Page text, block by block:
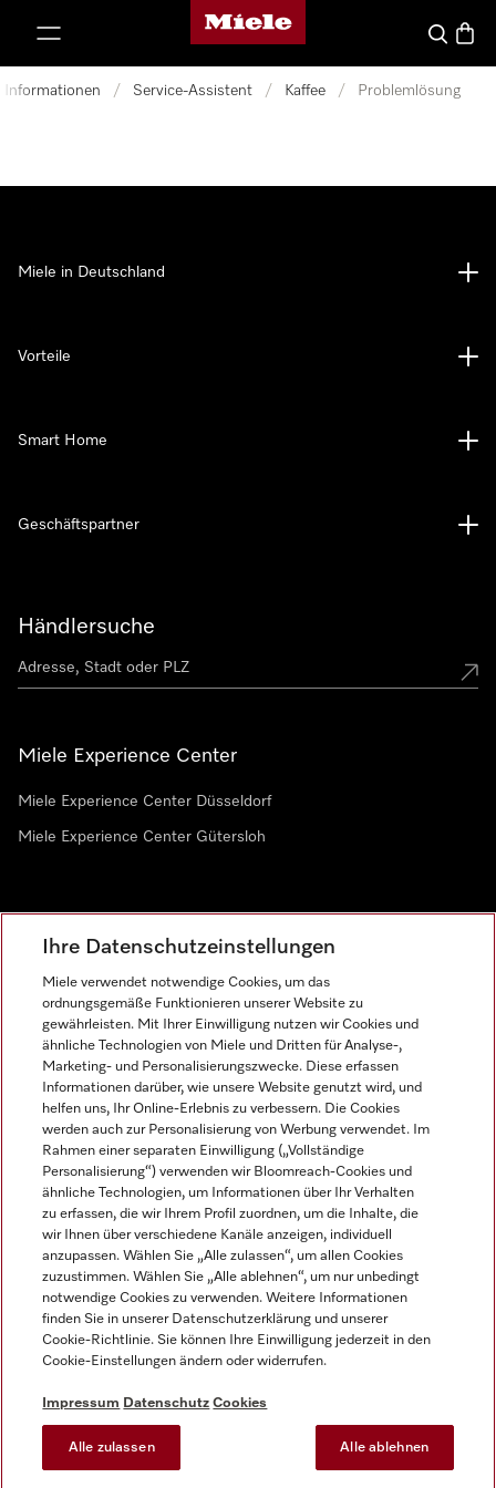
Miele-Homepage
Suche
Informationen / Service-Assistent / Kaffee / Problemlösung
Händlersuche
Miele Experience Center
Miele Experience Center Düsseldorf
Miele Experience Center Gütersloh
Miele in Deutschland
Vorteile
Smart Home
Geschäftspartner
AGB
Datenschutz
Nutzungsbedingungen
Barrierefreiheitserklärung
EU-Gesetzen über digitale Dienste
Cookie-Einstellungen
Miele auf Instagram
Miele auf Facebook
Miele auf Youtube
Ihre Datenschutzeinstellungen
Miele verwendet notwendige Cookies, um das
ordnungsgemäße Funktionieren unserer Website zu
gewährleisten. Mit Ihrer Einwilligung nutzen wir Cookies und
ähnliche Technologien von Miele und Dritten für Analyse-,
Marketing- und Personalisierungszwecke. Diese erfassen
Informationen darüber, wie unsere Website genutzt wird, und
helfen uns, Ihr Online-Erlebnis zu verbessern. Die Cookies
werden auch zur Personalisierung von Werbung verwendet. Im
Rahmen einer separaten Einwilligung („Vollständige
Personalisierung“) verwenden wir Bloomreach-Cookies und
ähnliche Technologien, um Informationen über Ihr Verhalten
zu erfassen, die wir Ihrem Profil zuordnen, um die Inhalte, die
wir Ihnen über verschiedene Kanäle anzeigen, individuell
anzupassen. Wählen Sie „Alle zulassen“, um allen Cookies
zuzustimmen. Wählen Sie „Alle ablehnen“, um nur unbedingt
notwendige Cookies zu verwenden. Weitere Informationen
finden Sie in unserer Datenschutzerklärung und unserer
Cookie-Richtlinie. Sie können Ihre Einwilligung jederzeit in den
Cookie-Einstellungen ändern oder widerrufen.
Impressum Datenschutz Cookies
Alle zulassen Alle ablehnen